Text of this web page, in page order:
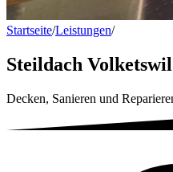
Startseite/Leistungen/Steildach
Steildach Volketswil
Decken, Sanieren und